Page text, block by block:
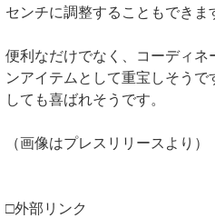
センチに調整することもできま
便利なだけでなく、コーディネ
ンアイテムとして重宝しそうで
しても喜ばれそうです。
（画像はプレスリリースより）
□外部リンク